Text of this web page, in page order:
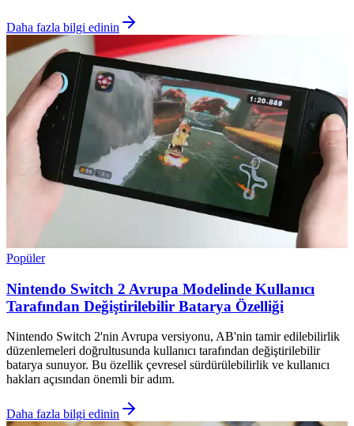
Daha fazla bilgi edinin
Popüler
Nintendo Switch 2 Avrupa Modelinde Kullanıcı
Tarafından Değiştirilebilir Batarya Özelliği
Nintendo Switch 2'nin Avrupa versiyonu, AB'nin tamir edilebilirlik
düzenlemeleri doğrultusunda kullanıcı tarafından değiştirilebilir
batarya sunuyor. Bu özellik çevresel sürdürülebilirlik ve kullanıcı
hakları açısından önemli bir adım.
Daha fazla bilgi edinin